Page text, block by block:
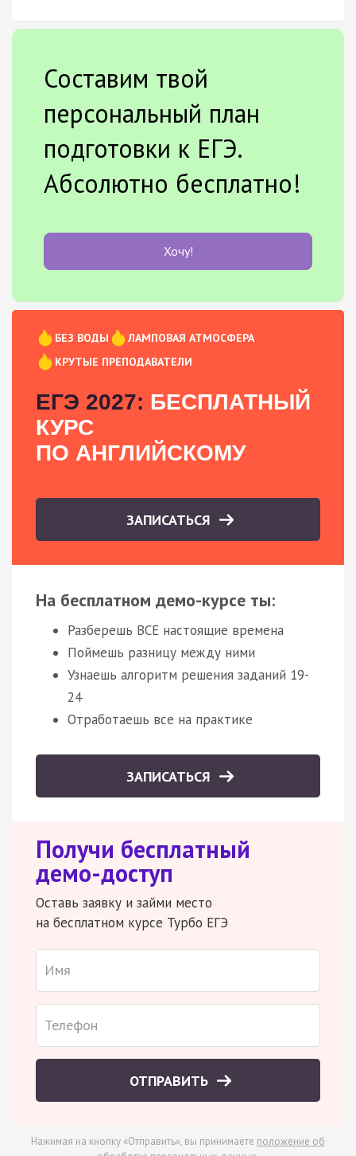
Составим твой
персональный план
подготовки к ЕГЭ.
Абсолютно бесплатно!
Хочу!
БЕЗ ВОДЫ
ЛАМПОВАЯ АТМОСФЕРА
КРУТЫЕ ПРЕПОДАВАТЕЛИ
ЕГЭ 2027: БЕСПЛАТНЫЙ
КУРС
ПО АНГЛИЙСКОМУ
ЗАПИСАТЬСЯ
На бесплатном демо-курсе ты:
Разберешь ВСЕ настоящие времена
Поймешь разницу между ними
Узнаешь алгоритм решения заданий 19-
24
Отработаешь все на практике
ЗАПИСАТЬСЯ
Получи бесплатный
демо-доступ
Оставь заявку и займи место
на бесплатном курсе Турбо ЕГЭ
ОТПРАВИТЬ
Нажимая на кнопку «Отправить», вы принимаете положение об